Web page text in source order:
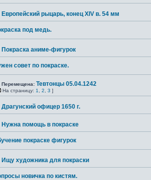
Европейский рыцарь, конец XIV в. 54 мм
под медь.
Покраска аниме-фигурок
совет по покраске.
Перемещена: Тевтонцы 05.04.1242
На страницу: 1 2 3 ]
Драгунский офицер 1650 г.
Нужна помощь в покраске
покраске фигурок
Ищу художника для покраски
новичка по кистям.